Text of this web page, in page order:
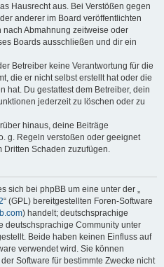
Hausrecht aus. Bei Verstößen gegen
anderer im Board veröffentlichten
Abmahnung zeitweise oder
Boards ausschließen und dir ein
Betreiber keine Verantwortung für die
die er nicht selbst erstellt hat oder die
hat. Du gestattest dem Betreiber, dein
jederzeit zu löschen oder zu
hinaus, deine Beiträge
g. Regeln verstoßen oder geeignet
Schaden zuzufügen.
sich bei phpBB um eine unter der „
“ (GPL) bereitgestellten Foren-Software
) handelt; deutschsprachige
deutschsprachige Community unter
Beide haben keinen Einfluss auf
verwendet wird. Sie können
Software für bestimmte Zwecke nicht